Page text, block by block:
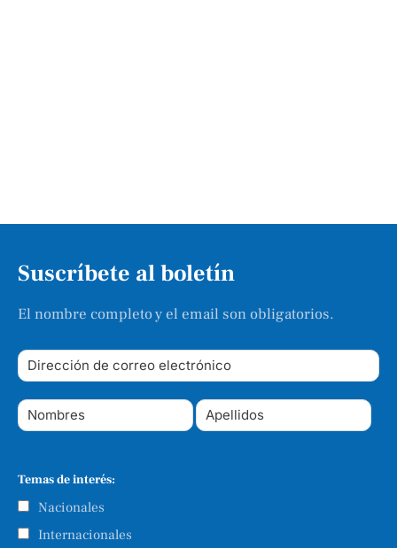
Suscríbete al boletín
El nombre completo y el email son obligatorios.
Temas de interés:
Nacionales
Internacionales